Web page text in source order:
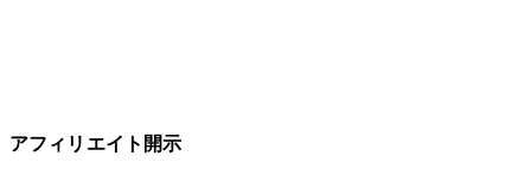
アフィリエイト開示